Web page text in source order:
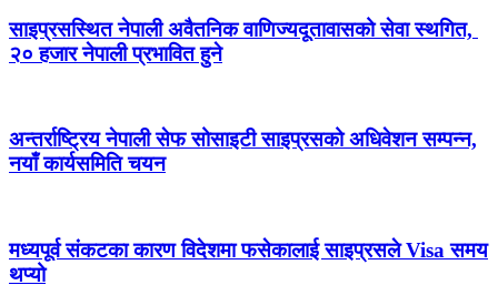
साइप्रसस्थित नेपाली अवैतनिक वाणिज्यदूतावासको सेवा स्थगित,
२० हजार नेपाली प्रभावित हुने
अन्तर्राष्ट्रिय नेपाली सेफ सोसाइटी साइप्रसको अधिवेशन सम्पन्न,
नयाँ कार्यसमिति चयन
मध्यपूर्व संकटका कारण विदेशमा फसेकालाई साइप्रसले Visa समय
थप्यो